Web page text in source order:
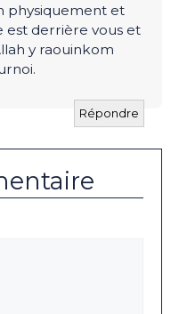
physiquement et
derrière vous et
y raouinkom
Répondre